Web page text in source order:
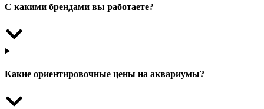
С какими брендами вы работаете?
Какие ориентировочные цены на аквариумы?